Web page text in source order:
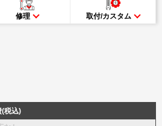
修理 取付/カスタム
(税込)